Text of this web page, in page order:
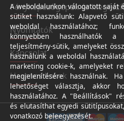
Fényképezőgépek és
Nyomtatók
Kapcsolat
Hasznos linkek
A weboldalunkon válogatott saját
sütiket használunk: Alapvető
weboldal használatához;
könnyebben használhatók a
teljesítmény-sütik, amelyeket
használunk a weboldal
marketing cookie-k, amelyeket
megjelenítésére használnak.
lehetőséget választja, akkor
használatához. A "Beállítások"
és elutasíthat egyedi
vonatkozó beleegyezését.